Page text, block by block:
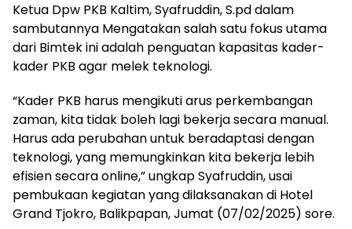
Ketua Dpw PKB Kaltim, Syafruddin, S.pd dalam
sambutannya Mengatakan salah satu fokus utama
dari Bimtek ini adalah penguatan kapasitas kader-
kader PKB agar melek teknologi.
“Kader PKB harus mengikuti arus perkembangan
zaman, kita tidak boleh lagi bekerja secara manual.
Harus ada perubahan untuk beradaptasi dengan
teknologi, yang memungkinkan kita bekerja lebih
efisien secara online,” ungkap Syafruddin, usai
pembukaan kegiatan yang dilaksanakan di Hotel
Grand Tjokro, Balikpapan, Jumat (07/02/2025) sore.